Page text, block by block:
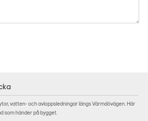
vatten- och avloppsledningar längs Värmdövägen. Här
som händer på bygget.